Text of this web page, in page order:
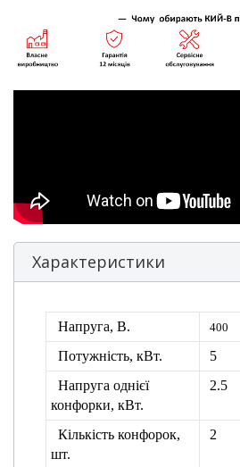
Характеристики
Напруга, В. 400
Потужність, кВт.
5
Напруга однієї
конфорки, кВт.
2.5
Кількість конфорок,
шт.
2